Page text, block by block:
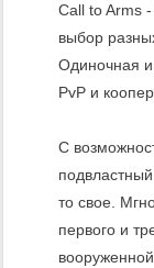
Call to Arms
выбор
Одиночная
PvP и
С
то свое.
первого и